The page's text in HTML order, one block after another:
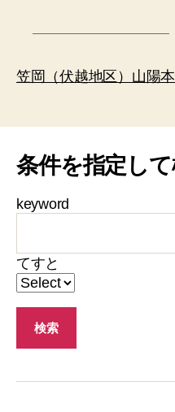
笠岡（伏越地区）山陽
条件を指定し
keyword
てすと